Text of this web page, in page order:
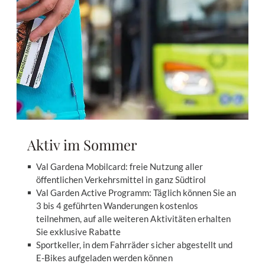
Aktiv im Sommer
Val Gardena Mobilcard: freie Nutzung aller
öffentlichen Verkehrsmittel in ganz Südtirol
Val Garden Active Programm: Täglich können Sie an
3 bis 4 geführten Wanderungen kostenlos
teilnehmen, auf alle weiteren Aktivitäten erhalten
Sie exklusive Rabatte
Sportkeller, in dem Fahrräder sicher abgestellt und
E-Bikes aufgeladen werden können